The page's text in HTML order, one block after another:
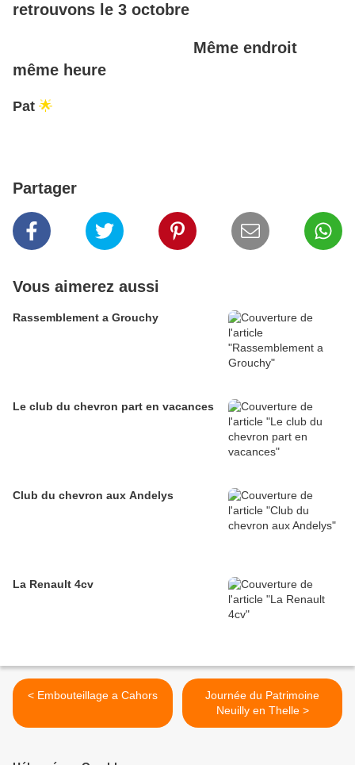
retrouvons le 3 octobre
Même endroit
même heure
Pat 🌟
Partager
Vous aimerez aussi
Rassemblement a Grouchy
Le club du chevron part en vacances
Club du chevron aux Andelys
La Renault 4cv
< Embouteillage a Cahors
Journée du Patrimoine
Neuilly en Thelle >